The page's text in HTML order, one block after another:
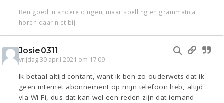
Ben goed in andere dingen, maar spelling en grammatica
horen daar niet bij.
Josie0311
vrijdag 30 april 2021 om 17:09
Ik betaal altijd contant, want ik ben zo ouderwets dat ik
geen internet abonnement op mijn telefoon heb, altijd
via Wi-Fi, dus dat kan wel een reden zijn dat iemand